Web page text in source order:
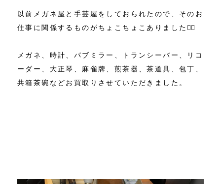
以前メガネ屋と手芸屋をしておられたので、そのお
仕事に関係するものがちょこちょこありました🙋‍♂️
メガネ、時計、パブミラー、トランシーバー、リコ
ーダー、大正琴、麻雀牌、煎茶器、茶道具、包丁、
共箱茶碗などお買取りさせていただきました。